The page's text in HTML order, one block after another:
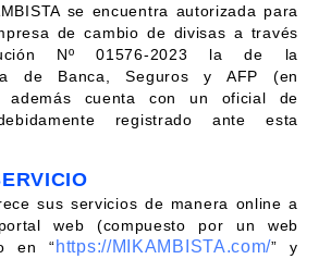
se encuentra autorizada para
de cambio de divisas a través
Nº 01576-2023 la de la
de Banca, Seguros y AFP (en
además cuenta con un oficial de
registrado ante esta
sus servicios de manera online a
web (compuesto por un web
en “https://MIKAMBISTA.com/” y